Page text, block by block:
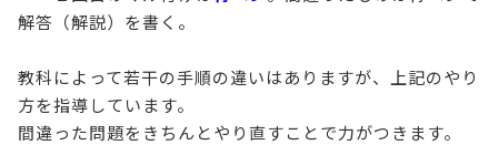
解答（解説）を書く。
教科によって若干の手順の違いはありますが、上記のやり
方を指導しています。
間違った問題をきちんとやり直すことで力がつきます。